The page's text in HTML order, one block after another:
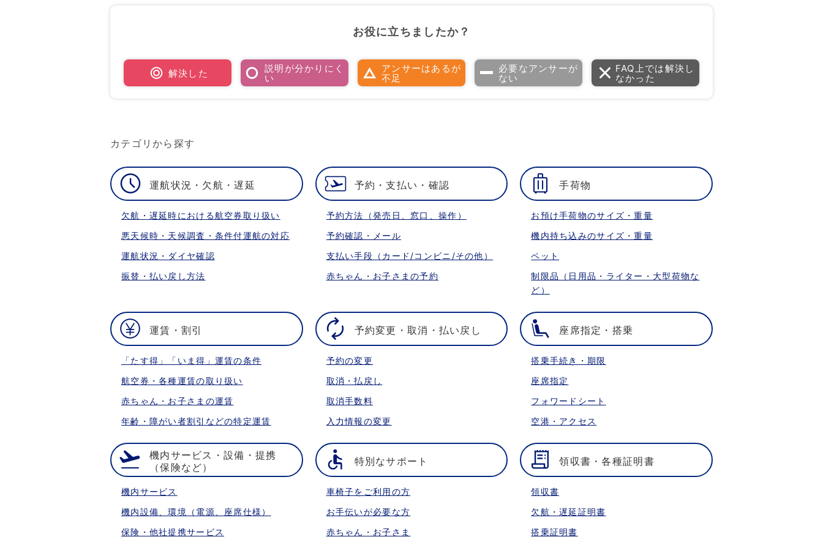
お役に立ちましたか？
解決した
説明が分かりにく
い
アンサーはあるが
不足
必要なアンサーが
ない
FAQ上では解決し
なかった
カテゴリから探す
運航状況・欠航・遅延
欠航・遅延時における航空券取り扱い
悪天候時・天候調査・条件付運航の対応
運航状況・ダイヤ確認
振替・払い戻し方法
予約・支払い・確認
予約方法（発売日、窓口、操作）
予約確認・メール
支払い手段（カード/コンビニ/その他）
赤ちゃん・お子さまの予約
手荷物
お預け手荷物のサイズ・重量
機内持ち込みのサイズ・重量
ペット
制限品（日用品・ライター・大型荷物な
ど）
運賃・割引
「たす得」「いま得」運賃の条件
航空券・各種運賃の取り扱い
赤ちゃん・お子さまの運賃
年齢・障がい者割引などの特定運賃
予約変更・取消・払い戻し
予約の変更
取消・払戻し
取消手数料
入力情報の変更
座席指定・搭乗
搭乗手続き・期限
座席指定
フォワードシート
空港・アクセス
機内サービス・設備・提携
（保険など）
機内サービス
機内設備、環境（電源、座席仕様）
保険・他社提携サービス
特別なサポート
車椅子をご利用の方
お手伝いが必要な方
赤ちゃん・お子さま
領収書・各種証明書
領収書
欠航・遅延証明書
搭乗証明書